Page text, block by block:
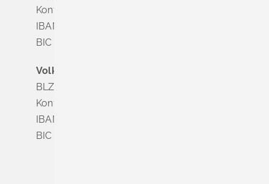
Konto Nr. 8 028 524
IBAN DE63 6835 1865 0008 0285 24
BIC SOLADES1MGL
Volksbank Dreiländereck
BLZ 683 900 00
Konto Nr. 3 500 004
IBAN DE56 6839 0000 0003 5000 04
BIC VOLODE66